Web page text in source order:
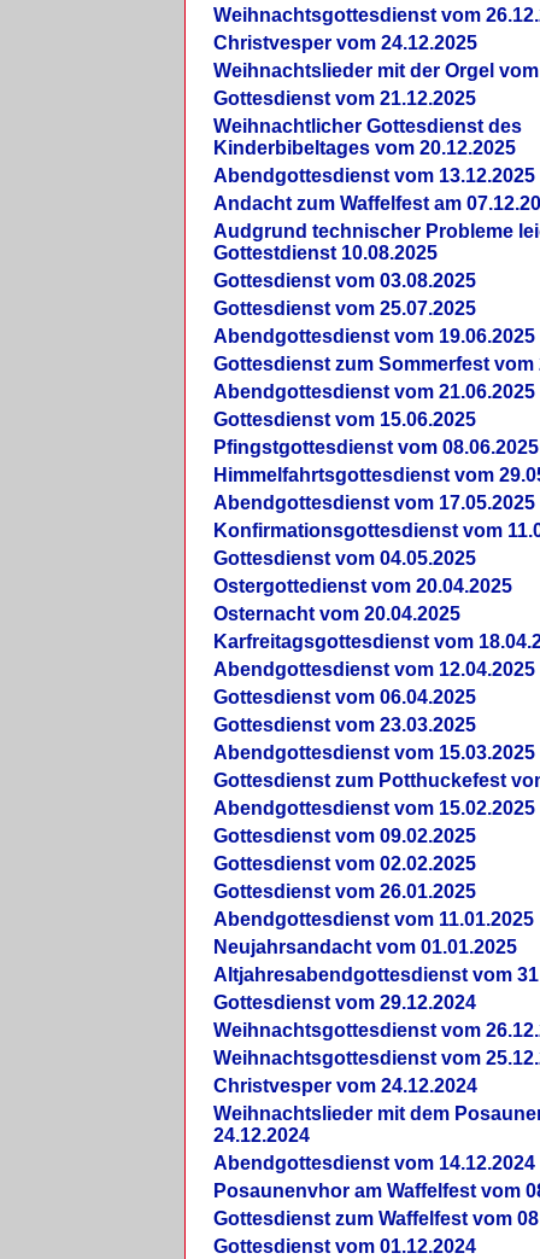
Weihnachtsgottesdienst vom
Christvesper vom 24.12.2025
Weihnachtslieder mit der Orgel vom
Gottesdienst vom 21.12.2025
Weihnachtlicher Gottesdienst des
Kinderbibeltages vom 20.12.2025
Abendgottesdienst vom 13.12.2025
Andacht zum Waffelfest am
Audgrund technischer Probleme
Gottestdienst 10.08.2025
Gottesdienst vom 03.08.2025
Gottesdienst vom 25.07.2025
Abendgottesdienst vom 19.06.2025
Gottesdienst zum Sommerfest vom
Abendgottesdienst vom 21.06.2025
Gottesdienst vom 15.06.2025
Pfingstgottesdienst vom 08.06.2025
Himmelfahrtsgottesdienst vom
Abendgottesdienst vom 17.05.2025
Konfirmationsgottesdienst vom
Gottesdienst vom 04.05.2025
Ostergottedienst vom 20.04.2025
Osternacht vom 20.04.2025
Karfreitagsgottesdienst vom
Abendgottesdienst vom 12.04.2025
Gottesdienst vom 06.04.2025
Gottesdienst vom 23.03.2025
Abendgottesdienst vom 15.03.2025
Gottesdienst zum Potthuckefest
Abendgottesdienst vom 15.02.2025
Gottesdienst vom 09.02.2025
Gottesdienst vom 02.02.2025
Gottesdienst vom 26.01.2025
Abendgottesdienst vom 11.01.2025
Neujahrsandacht vom 01.01.2025
Altjahresabendgottesdienst vom
Gottesdienst vom 29.12.2024
Weihnachtsgottesdienst vom
Weihnachtsgottesdienst vom
Christvesper vom 24.12.2024
Weihnachtslieder mit dem
24.12.2024
Abendgottesdienst vom 14.12.2024
Posaunenvhor am Waffelfest vom
Gottesdienst zum Waffelfest vom
Gottesdienst vom 01.12.2024